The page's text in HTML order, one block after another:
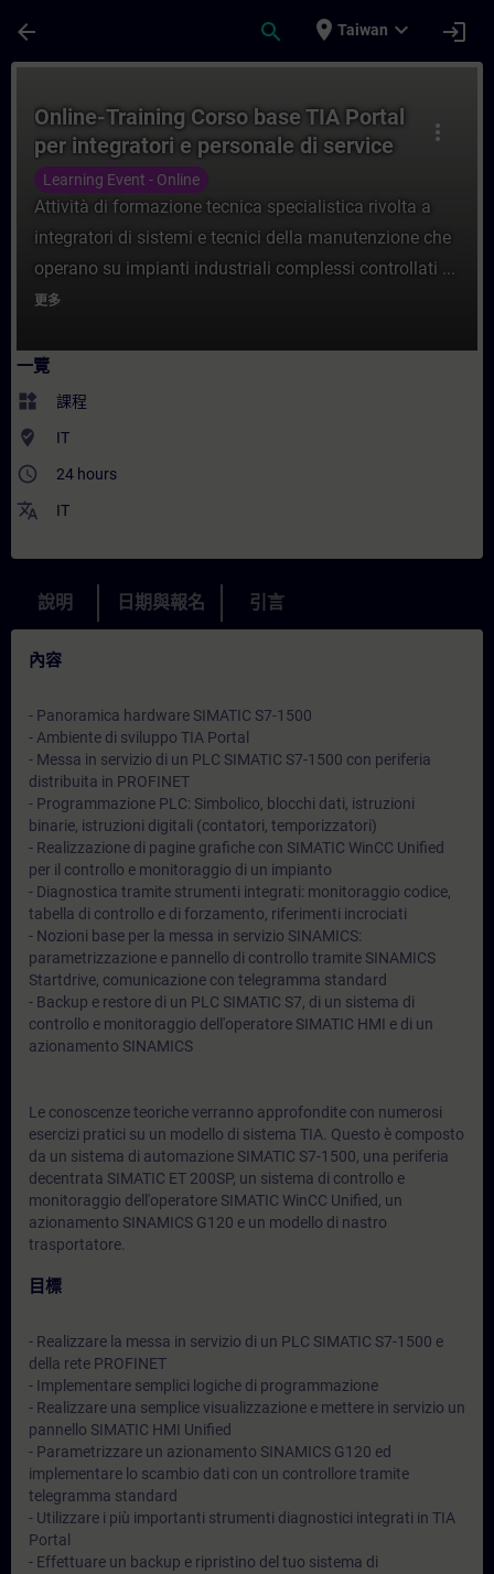
arrow_back search place Taiwan expand_more login
more_vert
Online-Training Corso base TIA Portal
per integratori e personale di service
Learning Event - Online
Attività di formazione tecnica specialistica rivolta a
integratori di sistemi e tecnici della manutenzione che
operano su impianti industriali complessi controllati ...
更多
一覽
widgets 課程
where_to_vote IT
access_time 24 hours
translate IT
說明 日期與報名 引言
內容
- Panoramica hardware SIMATIC S7-1500
- Ambiente di sviluppo TIA Portal
- Messa in servizio di un PLC SIMATIC S7-1500 con periferia
distribuita in PROFINET
- Programmazione PLC: Simbolico, blocchi dati, istruzioni
binarie, istruzioni digitali (contatori, temporizzatori)
- Realizzazione di pagine grafiche con SIMATIC WinCC Unified
per il controllo e monitoraggio di un impianto
- Diagnostica tramite strumenti integrati: monitoraggio codice,
tabella di controllo e di forzamento, riferimenti incrociati
- Nozioni base per la messa in servizio SINAMICS:
parametrizzazione e pannello di controllo tramite SINAMICS
Startdrive, comunicazione con telegramma standard
- Backup e restore di un PLC SIMATIC S7, di un sistema di
controllo e monitoraggio dell'operatore SIMATIC HMI e di un
azionamento SINAMICS
Le conoscenze teoriche verranno approfondite con numerosi
esercizi pratici su un modello di sistema TIA. Questo è composto
da un sistema di automazione SIMATIC S7-1500, una periferia
decentrata SIMATIC ET 200SP, un sistema di controllo e
monitoraggio dell'operatore SIMATIC WinCC Unified, un
azionamento SINAMICS G120 e un modello di nastro
trasportatore.
目標
- Realizzare la messa in servizio di un PLC SIMATIC S7-1500 e
della rete PROFINET
- Implementare semplici logiche di programmazione
- Realizzare una semplice visualizzazione e mettere in servizio un
pannello SIMATIC HMI Unified
- Parametrizzare un azionamento SINAMICS G120 ed
implementare lo scambio dati con un controllore tramite
telegramma standard
- Utilizzare i più importanti strumenti diagnostici integrati in TIA
Portal
- Effettuare un backup e ripristino del tuo sistema di